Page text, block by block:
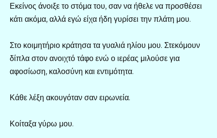
Εκείνος άνοιξε το στόμα του, σαν να ήθελε να προσθέσει
κάτι ακόμα, αλλά εγώ είχα ήδη γυρίσει την πλάτη μου.
Στο κοιμητήριο κράτησα τα γυαλιά ηλίου μου. Στεκόμουν
δίπλα στον ανοιχτό τάφο ενώ ο ιερέας μιλούσε για
αφοσίωση, καλοσύνη και εντιμότητα.
Κάθε λέξη ακουγόταν σαν ειρωνεία.
Κοίταξα γύρω μου.